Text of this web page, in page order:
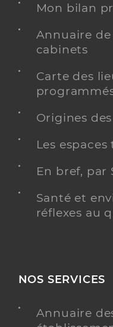
Mon bilan
Annuaire
cabinets
Carte des
Origines
Les
En bref, par
Santé et
réflexes au
NOS SERVICES
Annuaire